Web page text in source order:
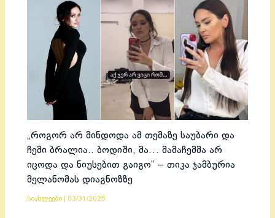
„როგორ არ მინდოდა ამ თემაზე საუბარი და
ჩემი ბრალია.. ბოდიში, მა… მამაჩემმა არ
იცოდა და ნიუსებით გაიგო“ – თიკა ჯამბურია
მელანომას დიაგნოზზე
სიახლეები 03/31/2025